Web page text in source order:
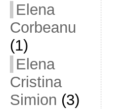
Elena
Corbeanu
(1)
Elena
Cristina
Simion (3)